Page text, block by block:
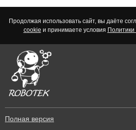
Продолжая использовать сайт, вы даёте
cookie и принимаете условия
Полная версия